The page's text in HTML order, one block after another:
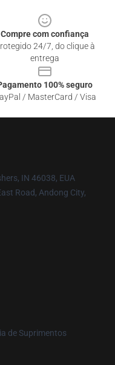
Compre com confiança
24/7, do clique à
entrega
100% seguro
/ MasterCard / Visa
IN 46038, EUA
Road, Andong City,
de Suprimentos